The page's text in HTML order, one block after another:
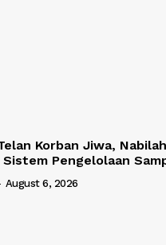
Korban Jiwa,
Pengelolaan
August 6, 2026